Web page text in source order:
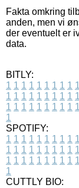
Fakta omkring
anden, men vi
der eventuelt er
data.
BITLY:
1 1 1 1 1 1 1 1 1 1
1 1 1 1 1 1 1 1 1 1
1 1 1 1 1 1 1 1 1 1
1
SPOTIFY:
1 1 1 1 1 1 1 1 1 1
1 1 1 1 1 1 1 1 1 1
1 1 1 1 1 1 1 1 1 1
1
CUTTLY BIO: